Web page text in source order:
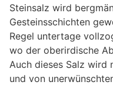
Steinsalz wird
Gesteinsschichten
Regel untertage
wo der oberirdische
Auch dieses Salz wird
und von